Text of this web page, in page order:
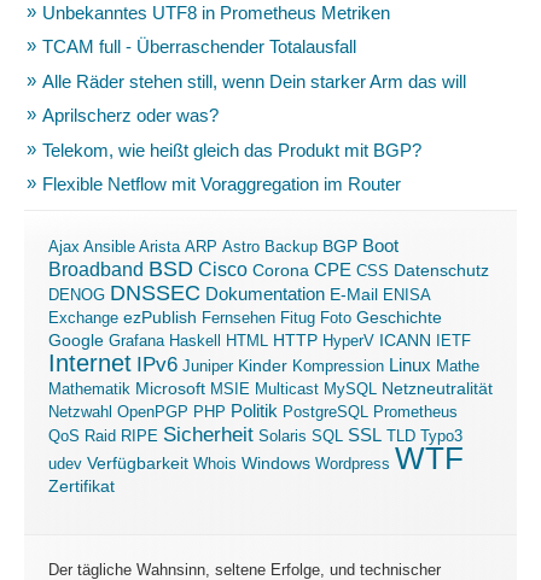
Unbekanntes UTF8 in Prometheus Metriken
TCAM full - Überraschender Totalausfall
Alle Räder stehen still, wenn Dein starker Arm das will
Aprilscherz oder was?
Telekom, wie heißt gleich das Produkt mit BGP?
Flexible Netflow mit Voraggregation im Router
Ajax Ansible Arista ARP Astro Backup BGP Boot
Broadband BSD Cisco Corona CPE CSS Datenschutz
DENOG DNSSEC Dokumentation E-Mail ENISA
Exchange ezPublish Fernsehen Fitug Foto Geschichte
Google Grafana Haskell HTML HTTP HyperV ICANN IETF
Internet IPv6 Juniper Kinder Kompression Linux Mathe
Mathematik Microsoft MSIE Multicast MySQL Netzneutralität
Netzwahl OpenPGP PHP Politik PostgreSQL Prometheus
QoS Raid RIPE Sicherheit Solaris SQL SSL TLD Typo3
udev Verfügbarkeit Whois Windows Wordpress WTF
Zertifikat
Der tägliche Wahnsinn, seltene Erfolge, und technischer